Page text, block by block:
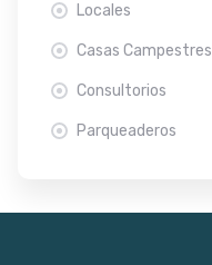
Locales
Casas Campestres
Consultorios
Parqueaderos